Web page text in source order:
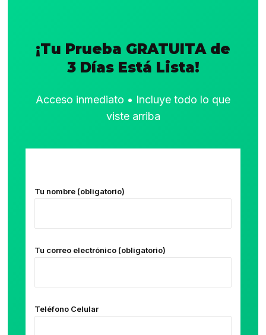
¡Tu Prueba GRATUITA de
3 Días Está Lista!
Acceso inmediato • Incluye todo lo que
viste arriba
Tu nombre (obligatorio)
Tu correo electrónico (obligatorio)
Teléfono Celular